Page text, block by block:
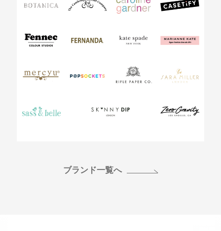
ブランド一覧へ